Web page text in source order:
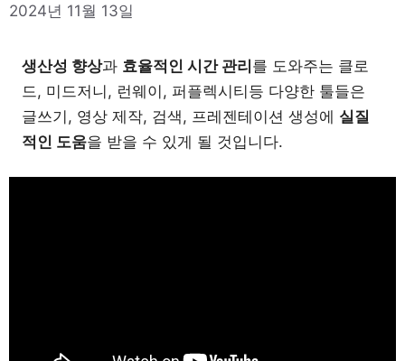
2024년 11월 13일
생산성 향상과 효율적인 시간 관리를 도와주는 클로
드, 미드저니, 런웨이, 퍼플렉시티등 다양한 툴들은
글쓰기, 영상 제작, 검색, 프레젠테이션 생성에 실질
적인 도움을 받을 수 있게 될 것입니다.